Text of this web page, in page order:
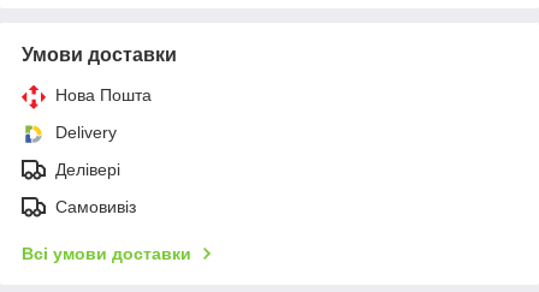
Умови доставки
Нова Пошта
Delivery
Делівері
Самовивіз
Всі умови доставки